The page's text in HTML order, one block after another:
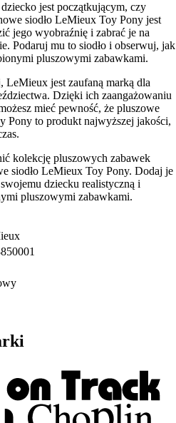
jest początkującym, czy
siodło LeMieux Toy Pony jest
jego wyobraźnię i zabrać je na
Podaruj mu to siodło i obserwuj, jak
pluszowymi zabawkami.
LeMieux jest zaufaną marką dla
Dzięki ich zaangażowaniu
mieć pewność, że pluszowe
Pony to produkt najwyższej jakości,
kolekcję pluszowych zabawek
siodło LeMieux Toy Pony. Dodaj je
dziecku realistyczną i
pluszowymi zabawkami.